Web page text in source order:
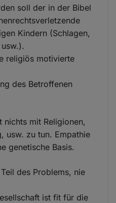
soll der in der Bibel
Kindern (Schlagen,
religiös motivierte
des Betroffenen
nichts mit Religionen,
usw. zu tun. Empathie
genetische Basis.
des Problems, nie
ist fit für die